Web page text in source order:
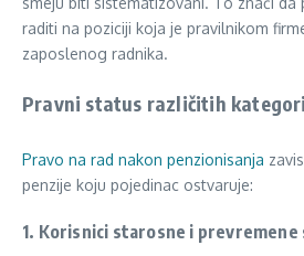
raditi na poziciji koja je pravilnikom
zaposlenog radnika.
Pravni status različitih
Pravo na rad nakon penzionisanja
penzije koju pojedinac ostvaruje:
1. Korisnici starosne i